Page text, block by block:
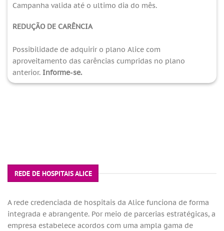
Campanha valida até o ultimo dia do mês.
REDUÇÃO DE CARÊNCIA
Possibilidade de adquirir o plano Alice com
aproveitamento das carências cumpridas no plano
anterior. Informe-se.
REDE DE HOSPITAIS ALICE
A rede credenciada de hospitais da Alice funciona de forma
integrada e abrangente. Por meio de parcerias estratégicas, a
empresa estabelece acordos com uma ampla gama de